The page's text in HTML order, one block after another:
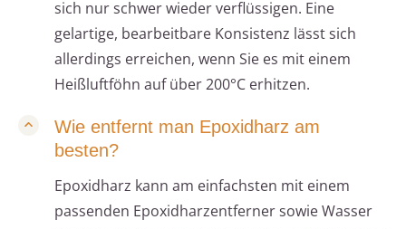
sich nur schwer wieder verflüssigen. Eine
gelartige, bearbeitbare Konsistenz lässt sich
allerdings erreichen, wenn Sie es mit einem
Heißluftföhn auf über 200°C erhitzen.
Wie entfernt man Epoxidharz am
besten?
Epoxidharz kann am einfachsten mit einem
passenden Epoxidharzentferner sowie Wasser